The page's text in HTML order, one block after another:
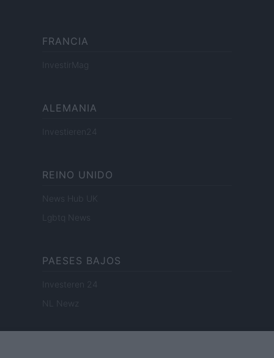
FRANCIA
InvestirMag
ALEMANIA
Investieren24
REINO UNIDO
News Hub UK
Lgbtq News
PAESES BAJOS
Investeren 24
NL Newz